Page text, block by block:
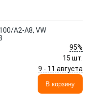
A2-A8, VW
95%
15 шт.
9 - 11 августа
В корзину